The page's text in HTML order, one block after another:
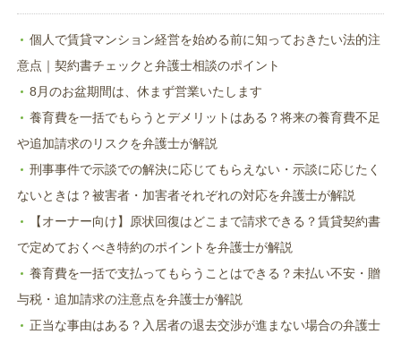
開
ま
す)
個人で賃貸マンション経営を始める前に知っておきたい法的注
意点｜契約書チェックと弁護士相談のポイント
8月のお盆期間は、休まず営業いたします
養育費を一括でもらうとデメリットはある？将来の養育費不足
や追加請求のリスクを弁護士が解説
刑事事件で示談での解決に応じてもらえない・示談に応じたく
ないときは？被害者・加害者それぞれの対応を弁護士が解説
【オーナー向け】原状回復はどこまで請求できる？賃貸契約書
で定めておくべき特約のポイントを弁護士が解説
養育費を一括で支払ってもらうことはできる？未払い不安・贈
与税・追加請求の注意点を弁護士が解説
正当な事由はある？入居者の退去交渉が進まない場合の弁護士